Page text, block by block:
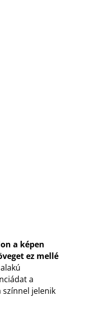
a képen
ez mellé
a
színnel jelenik